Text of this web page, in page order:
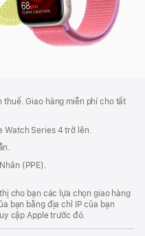
Giao hàng miễn phí cho tất
Watch Series 4 trở lên.
(PPE).
cho bạn các lựa chọn giao hàng
bạn bằng địa chỉ IP của bạn
cập Apple trước đó.